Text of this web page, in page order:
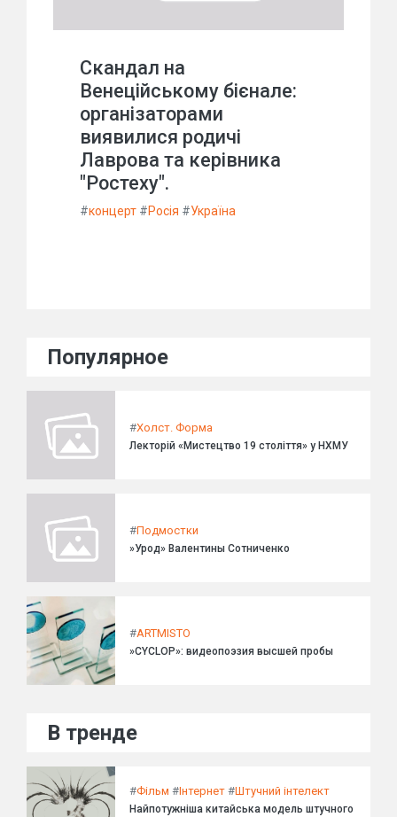
Скандал на
Венеційському бієнале:
організаторами
виявилися родичі
Лаврова та керівника
"Ростеху".
#концерт #Росія #Україна
Популярное
#Холст. Форма
Лекторій «Мистецтво 19 століття» у НХМУ
#Подмостки
»Урод» Валентины Сотниченко
#ARTMISTO
»CYCLOP»: видеопоэзия высшей пробы
В тренде
#Фільм #Інтернет #Штучний інтелект
Найпотужніша китайська модель штучного